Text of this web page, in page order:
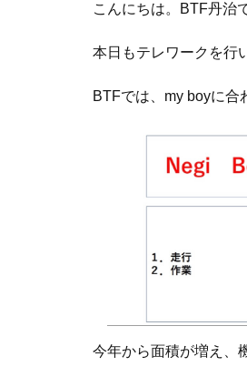
こんにちは。BTF丹治
本日もテレワークを行
BTFでは、my boyに合
今年から面積が増え、